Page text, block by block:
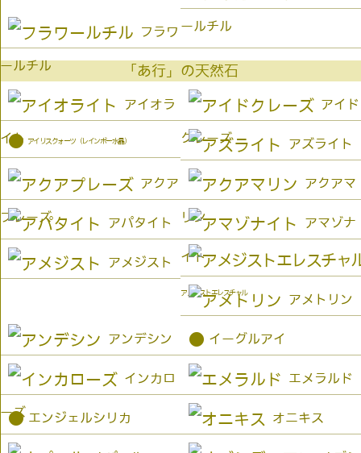
ールチル
フラワ
ールチル 「あ行」の天然石
アイオラ
イト
アイド
クレーズ
● アイリスクォーツ（レインボー水晶） アズライト
アクア
プレーズ
アクアマ
リン
アパタイト アマゾナ
イト
アメジスト
アメジストエレスチャル アメトリン
アンデシン ● イーグルアイ
インカロ
ーズ
エメラルド
● エンジェルシリカ オニキス